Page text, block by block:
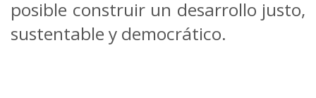
posible construir un desarrollo justo,
sustentable y democrático.